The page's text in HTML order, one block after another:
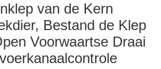
van de Kern
Bestand de Klep
Voorwaartse Draai